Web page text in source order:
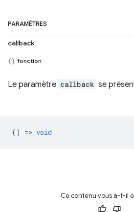
PARAMÈTRES
callback
fonction
Le paramètre callback se
() => void
Ce contenu vous a-t-il